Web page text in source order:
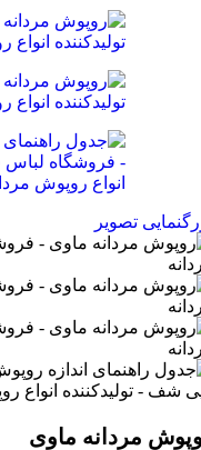
تصویر
مردانه ماوی